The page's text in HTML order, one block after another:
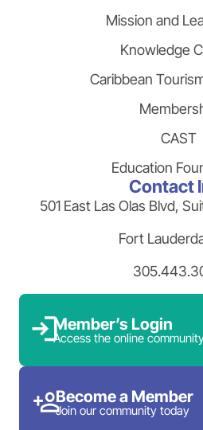
Mission and
Knowledge
Caribbean
CAST
Education
Contact
501 East Las Olas Blvd,
Fort
Member’s Login
Access the online
Become a Member
Join our community today